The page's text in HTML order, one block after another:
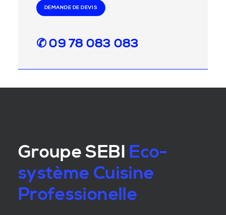
DEMANDE DE DEVIS
✆ 09 78 083 083
Groupe SEBI Eco-
système Cuisine
Professionelle